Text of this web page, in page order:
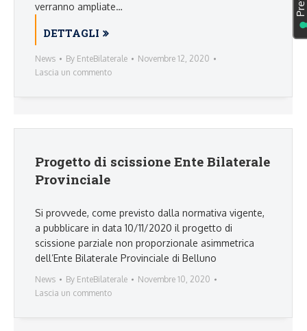
verranno ampliate…
DETTAGLI
News By EnteBilaterale
Novembre 12, 2020
Lascia un commento
Progetto di scissione Ente Bilaterale
Provinciale
Si provvede, come previsto dalla normativa vigente,
a pubblicare in data 10/11/2020 il progetto di
scissione parziale non proporzionale asimmetrica
dell’Ente Bilaterale Provinciale di Belluno
News By EnteBilaterale
Novembre 10, 2020
Lascia un commento